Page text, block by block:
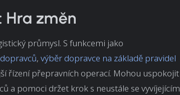
Hra změn
průmysl. S funkcemi jako
, výběr dopravce na základě pravidel
řízení přepravních operací. Mohou uspokojit
a pomoci držet krok s neustále se vyvíjejícím